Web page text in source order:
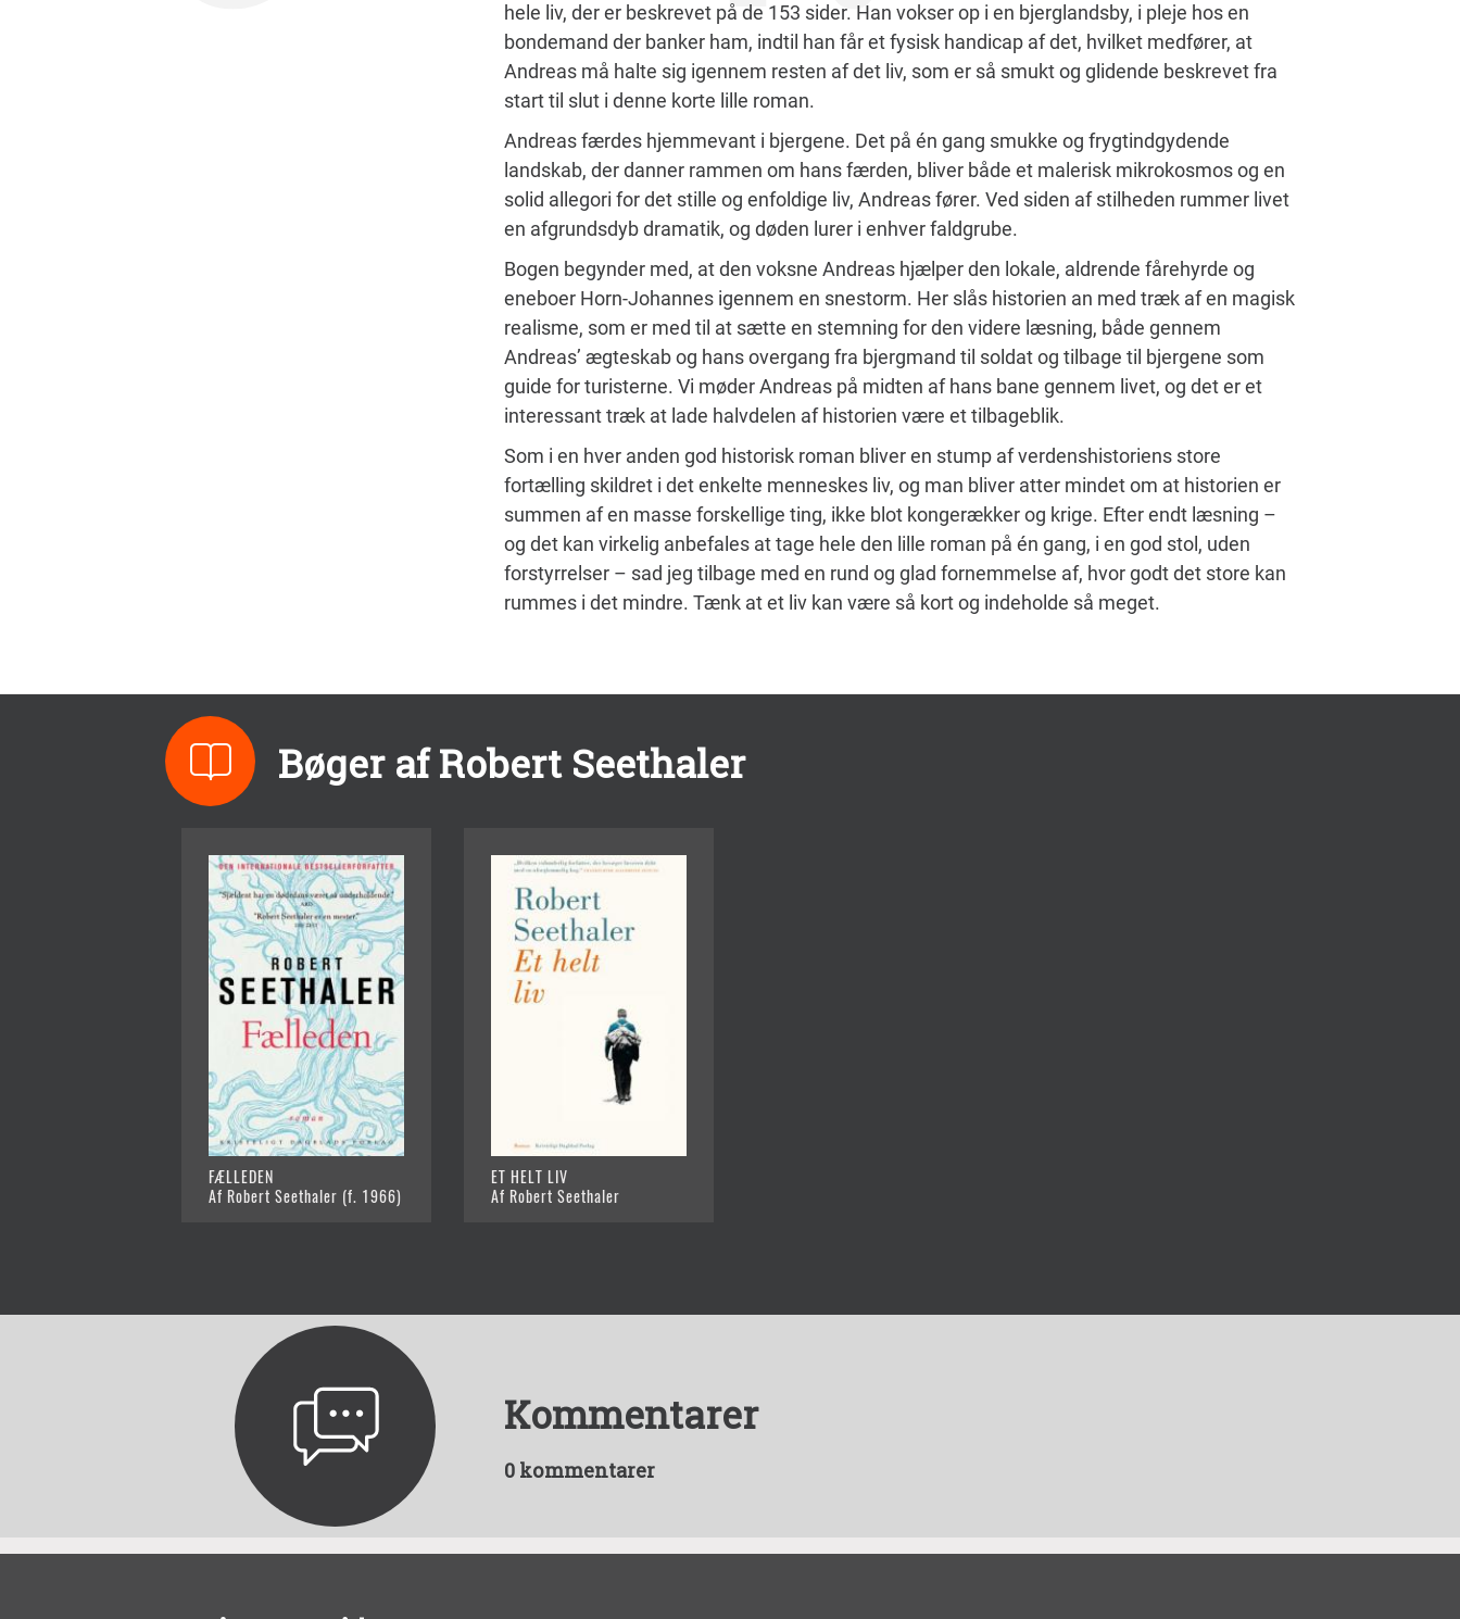
hele liv, der er beskrevet på de 153 sider. Han vokser op i en bjerglandsby, i pleje hos en
bondemand der banker ham, indtil han får et fysisk handicap af det, hvilket medfører, at
Andreas må halte sig igennem resten af det liv, som er så smukt og glidende beskrevet fra
start til slut i denne korte lille roman.
Andreas færdes hjemmevant i bjergene. Det på én gang smukke og frygtindgydende
landskab, der danner rammen om hans færden, bliver både et malerisk mikrokosmos og en
solid allegori for det stille og enfoldige liv, Andreas fører. Ved siden af stilheden rummer livet
en afgrundsdyb dramatik, og døden lurer i enhver faldgrube.
Bogen begynder med, at den voksne Andreas hjælper den lokale, aldrende fårehyrde og
eneboer Horn-Johannes igennem en snestorm. Her slås historien an med træk af en magisk
realisme, som er med til at sætte en stemning for den videre læsning, både gennem
Andreas’ ægteskab og hans overgang fra bjergmand til soldat og tilbage til bjergene som
guide for turisterne. Vi møder Andreas på midten af hans bane gennem livet, og det er et
interessant træk at lade halvdelen af historien være et tilbageblik.
Som i en hver anden god historisk roman bliver en stump af verdenshistoriens store
fortælling skildret i det enkelte menneskes liv, og man bliver atter mindet om at historien er
summen af en masse forskellige ting, ikke blot kongerækker og krige. Efter endt læsning –
og det kan virkelig anbefales at tage hele den lille roman på én gang, i en god stol, uden
forstyrrelser – sad jeg tilbage med en rund og glad fornemmelse af, hvor godt det store kan
rummes i det mindre. Tænk at et liv kan være så kort og indeholde så meget.
Bøger af Robert Seethaler
FÆLLEDEN
Af Robert Seethaler (f. 1966)
ET HELT LIV
Af Robert Seethaler
Kommentarer
0 kommentarer